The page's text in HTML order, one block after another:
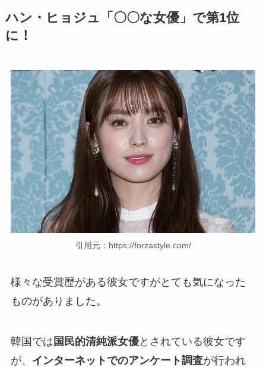
ハン・ヒョジュ「〇〇な女優」で第1位
に！
引用元：https://forzastyle.com/
様々な受賞歴がある彼女ですがとても気になった
ものがありました。
韓国では 国民的清純派女優とされている彼女です
が、 インターネットでのアンケート調査が行われ